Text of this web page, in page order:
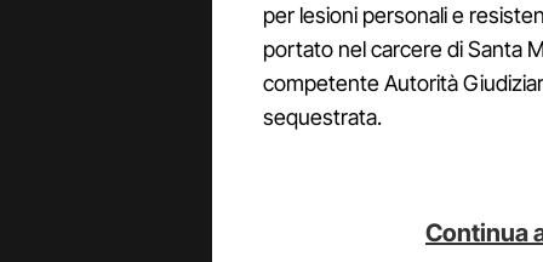
per lesioni personali e
portato nel carcere di Santa
competente Autorità
sequestrata.
Continua